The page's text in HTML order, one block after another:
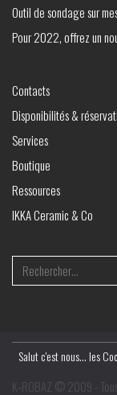
Outil de sondage sur
Pour 2022, offrez un
Contacts
Disponibilités &
Services
Boutique
Ressources
IKKA Ceramic & Co
Search
for:
K‑ROBAZ © 2009 -
Salut c'est nous... les